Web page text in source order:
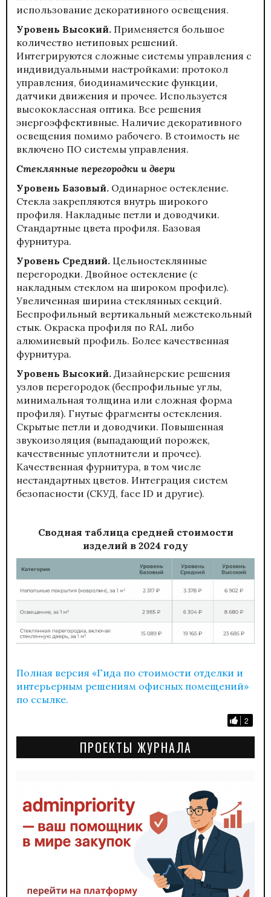
использование декоративного освещения.
Уровень Высокий. Применяется большое
количество нетиповых решений.
Интегрируются сложные системы управления с
индивидуальными настройками: протокол
управления, биодинамические функции,
датчики движения и прочее. Используется
высококлассная оптика. Все решения
энергоэффективные. Наличие декоративного
освещения помимо рабочего. В стоимость не
включено ПО системы управления.
Стеклянные перегородки и двери
Уровень Базовый. Одинарное остекление.
Стекла закрепляются внутрь широкого
профиля. Накладные петли и доводчики.
Стандартные цвета профиля. Базовая
фурнитура.
Уровень Средний. Цельностеклянные
перегородки. Двойное остекление (с
накладным стеклом на широком профиле).
Увеличенная ширина стеклянных секций.
Беспрофильный вертикальный межстекольный
стык. Окраска профиля по RAL либо
алюминевый профиль. Более качественная
фурнитура.
Уровень Высокий. Дизайнерские решения
узлов перегородок (беспрофильные углы,
минимальная толщина или сложная форма
профиля). Гнутые фрагменты остекления.
Скрытые петли и доводчики. Повышенная
звукоизоляция (выпадающий порожек,
качественные уплотнители и прочее).
Качественная фурнитура, в том числе
нестандартных цветов. Интеграция систем
безопасности (СКУД, face ID и другие).
Сводная таблица средней стоимости
изделий в 2024 году
Полная версия «Гида по стоимости отделки и
интерьерным решениям офисных помещений»
по ссылке.
2
ПРОЕКТЫ ЖУРНАЛА